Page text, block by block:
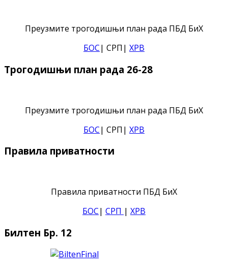
Преузмите трогодишњи план рада ПБД БиХ
БОС| СРП| ХРВ
Трогодишњи план рада 26-28
Преузмите трогодишњи план рада ПБД БиХ
БОС| СРП| ХРВ
Правила приватности
Правила приватности ПБД БиХ
БОС| СРП | ХРВ
Билтен Бр. 12